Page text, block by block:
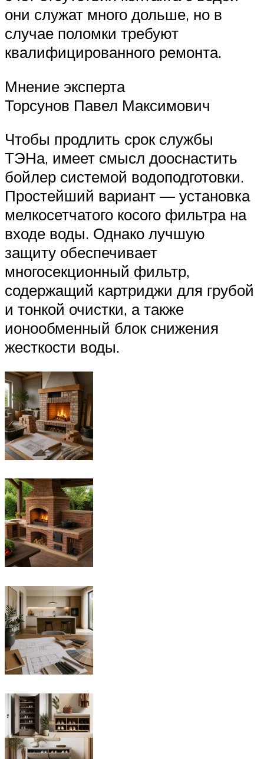
они служат много дольше, но в
случае поломки требуют
квалифицированного ремонта.
Мнение эксперта
Торсунов Павел Максимович
Чтобы продлить срок службы
ТЭНа, имеет смысл дооснастить
бойлер системой водоподготовки.
Простейший вариант — установка
мелкосетчатого косого фильтра на
входе воды. Однако лучшую
защиту обеспечивает
многосекционный фильтр,
содержащий картриджи для грубой
и тонкой очистки, а также
ионообменный блок снижения
жесткости воды.